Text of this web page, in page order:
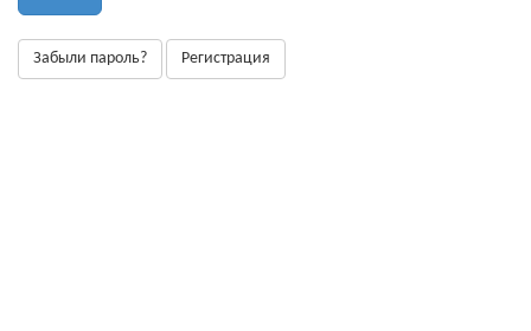
Забыли пароль? Регистрация